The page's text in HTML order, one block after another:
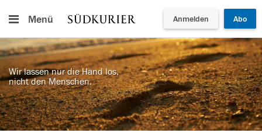
Menü Anmelden Abo
Wir lassen nur die Hand los,
nicht den Menschen.